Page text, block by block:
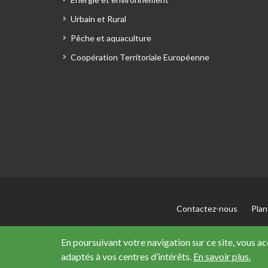
En poursuivant votre navigation sur ce site, vous
adaptés à vos centres d’intérêts. En savoir plus.
Urbain et Rural
Pêche et aquaculture
Coopération Territoriale Européenne
Contactez-nous